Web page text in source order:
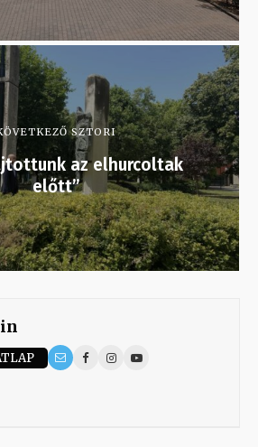
SZTORI
az elhurcoltak
előtt”